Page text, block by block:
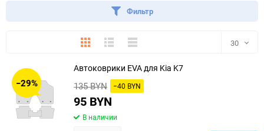
Фильтр
ПлиткаПодробноКомпактно 30
−29%
Автоковрики EVA для Kia K7
135 BYN −40 BYN
95 BYN
В наличии